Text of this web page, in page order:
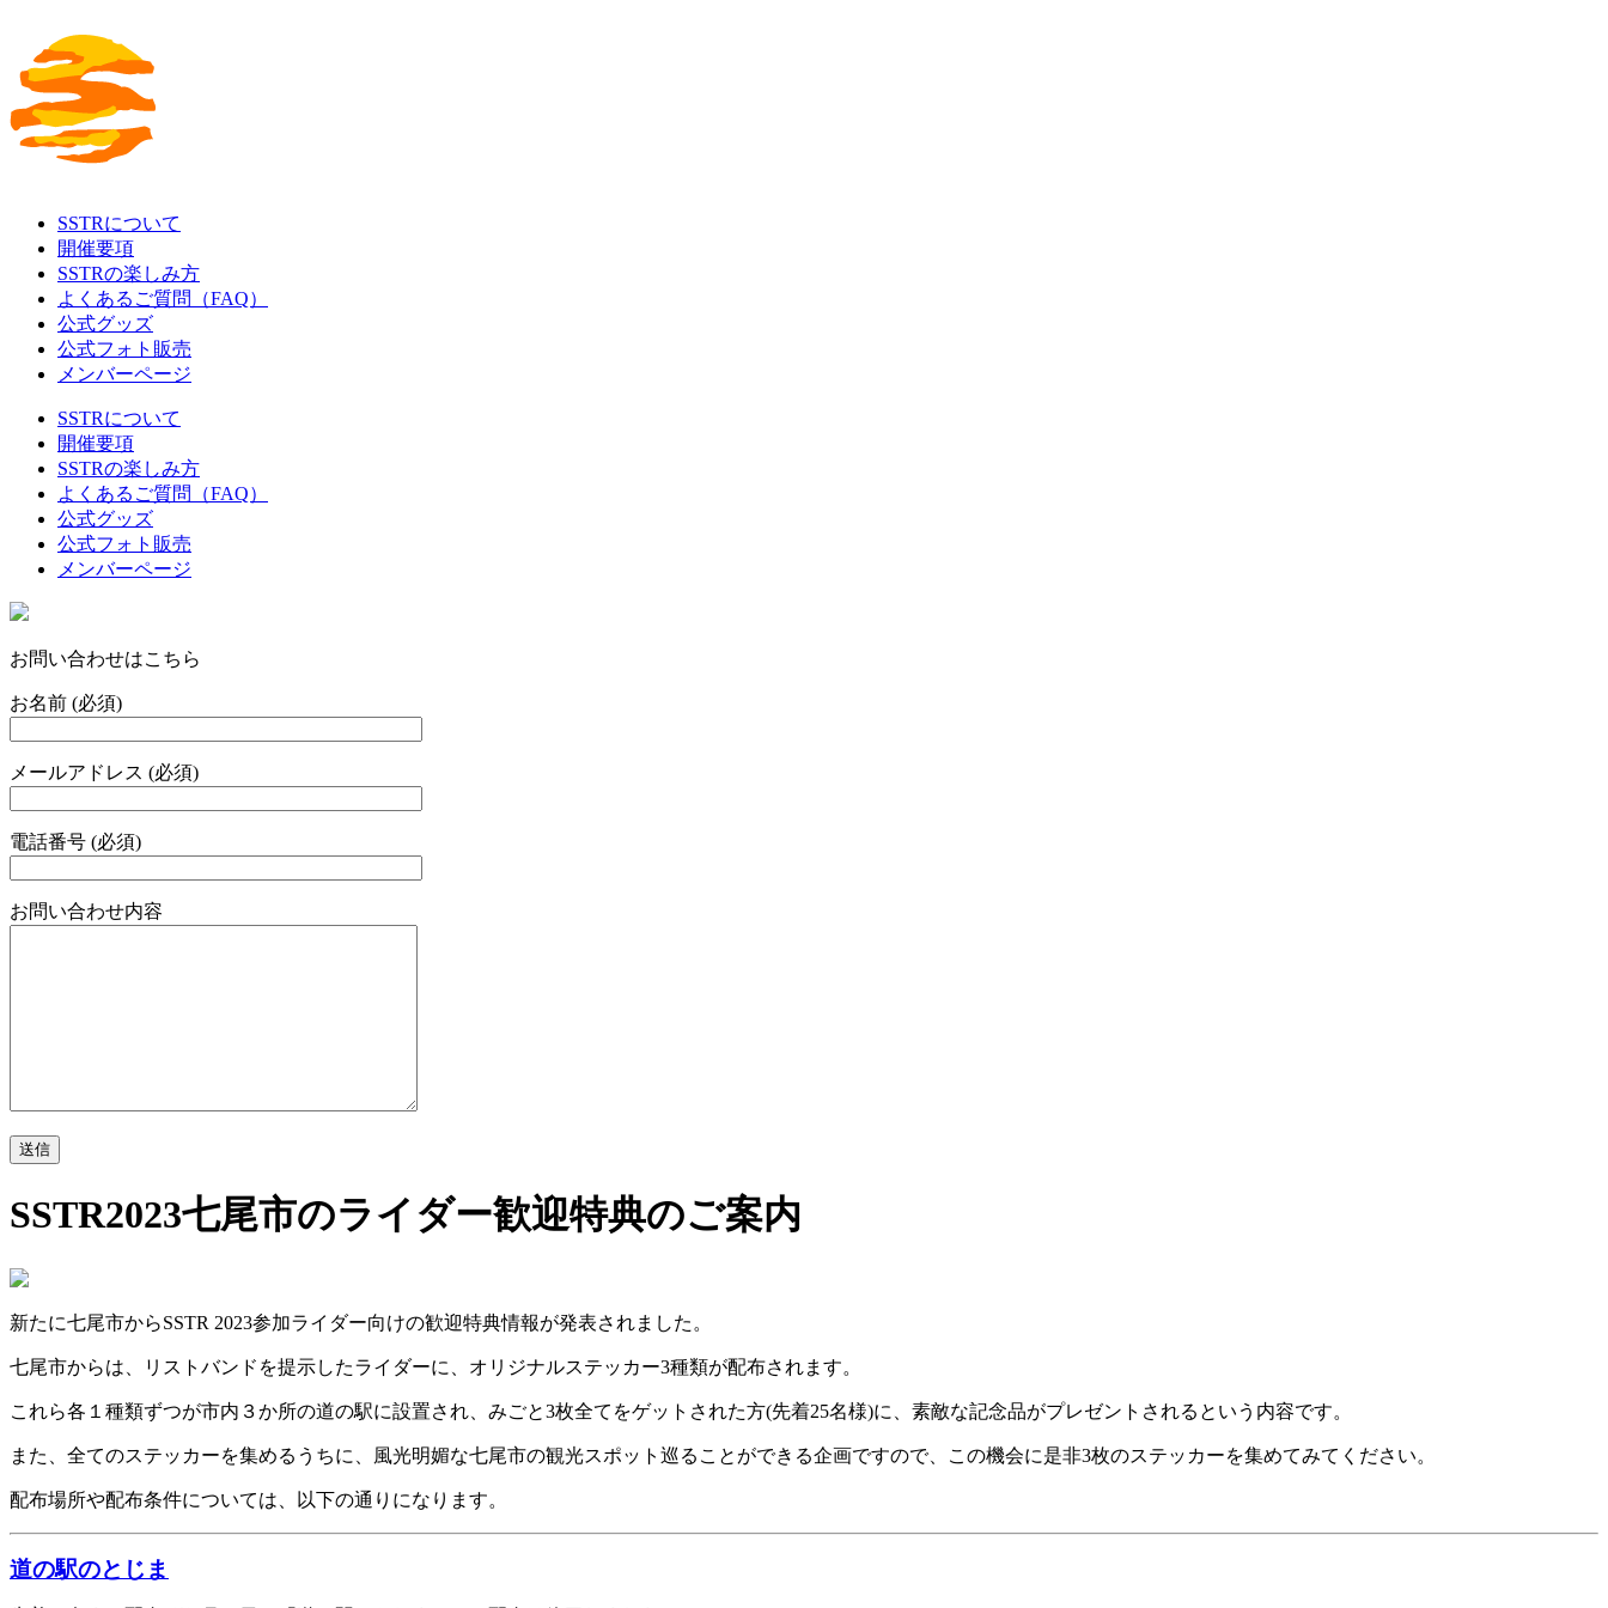
SSTRについて
開催要項
SSTRの楽しみ方
よくあるご質問（FAQ）
公式グッズ
公式フォト販売
メンバーページ
SSTRについて
開催要項
SSTRの楽しみ方
よくあるご質問（FAQ）
公式グッズ
公式フォト販売
メンバーページ
お問い合わせはこちら
お名前 (必須)
メールアドレス (必須)
電話番号 (必須)
お問い合わせ内容
SSTR2023七尾市のライダー歓迎特典のご案内
新たに七尾市からSSTR 2023参加ライダー向けの歓迎特典情報が発表されました。
七尾市からは、リストバンドを提示したライダーに、オリジナルステッカー3種類が配布されます。
これら各１種類ずつが市内３か所の道の駅に設置され、みごと3枚全てをゲットされた方(先着25名様)に、素敵な記念品がプレゼントされるという内容です。
また、全てのステッカーを集めるうちに、風光明媚な七尾市の観光スポット巡ることができる企画ですので、この機会に是非3枚のステッカーを集めてみてください。
配布場所や配布条件については、以下の通りになります。
道の駅のとじま